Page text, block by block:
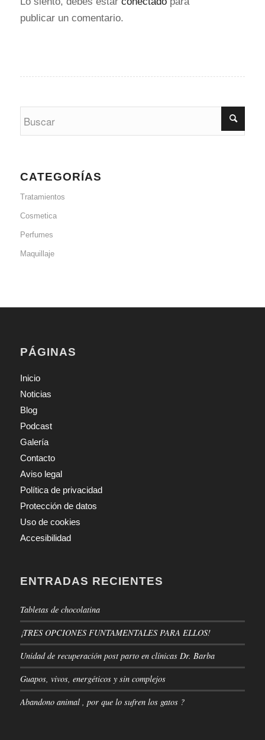
publicar un comentario.
CATEGORÍAS
Tratamientos
Cosmetica
Perfumes
Maquillaje
PÁGINAS
Inicio
Noticias
Blog
Podcast
Galería
Contacto
Aviso legal
Política de privacidad
Protección de datos
Uso de cookies
Accesibilidad
ENTRADAS RECIENTES
Tabletas de chocolatina
¡TRES OPCIONES FUNTAMENTALES PARA ELLOS!
Unidad de recuperación post parto en clínicas Dr. Barba
Guapos, vivos, energéticos y sin complejos
Abandono animal , por que lo sufren los gatos ?